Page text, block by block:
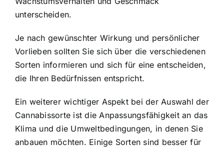
unterscheiden.
Je nach gewünschter Wirkung und persönlicher
Vorlieben sollten Sie sich über die verschiedenen
Sorten informieren und sich für eine entscheiden,
die Ihren Bedürfnissen entspricht.
Ein weiterer wichtiger Aspekt bei der Auswahl der
Cannabissorte ist die Anpassungsfähigkeit an das
Klima und die Umweltbedingungen, in denen Sie
anbauen möchten. Einige Sorten sind besser für